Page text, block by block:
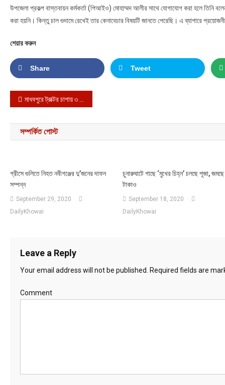
উপজেলা প্রকল্প বাস্তবায়ন কর্মকর্তা (পিআইও) মোহাম্মদ আলীর সাথে যোগাযোগ করা হলে তিনি
করা হয়নি। কিন্তু চাল গুদামে রেখেই তার কেনাবেচার বিষয়টি জানতে পেরেছি। এ ব্যাপারে
শেয়ার করুন
Share Tweet
Post navigation
মাধবপুরে ট্রাক্টর চাপায় ৩ মোটরসাইকেল আরোহী নিহত
সম্পর্কিত পোস্ট
গ্রীসে গুলিতে নিহত নবীগঞ্জের দু’জনের দাফন
সম্পন্ন
September 29, 2020
DailyKhowai
চুনারুঘাটে গাছে ‘মুখের চিহ্ন’ চলছে পূজা, জমছে
টাকাও
September 18, 2020
DailyKhowai
Leave a Reply
Your email address will not be published. Required fields are
Comment